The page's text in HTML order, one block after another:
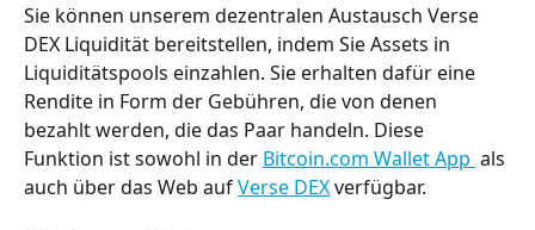
Sie können unserem dezentralen Austausch Verse
DEX Liquidität bereitstellen, indem Sie Assets in
Liquiditätspools einzahlen. Sie erhalten dafür eine
Rendite in Form der Gebühren, die von denen
bezahlt werden, die das Paar handeln. Diese
Funktion ist sowohl in der Bitcoin.com Wallet App als
auch über das Web auf Verse DEX verfügbar.